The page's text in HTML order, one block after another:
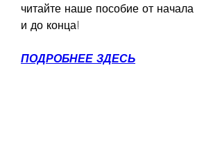
читайте наше пособие от начала
и до конца!
ПОДРОБНЕЕ ЗДЕСЬ